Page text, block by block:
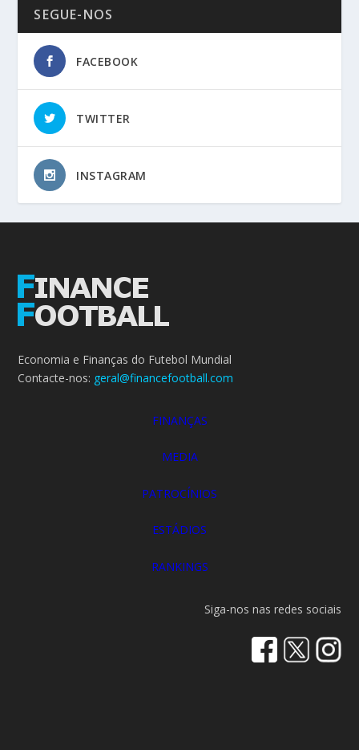
SEGUE-NOS
FACEBOOK
TWITTER
INSTAGRAM
Economia e Finanças do Futebol Mundial
Contacte-nos: geral@financefootball.com
FINANÇAS
MEDIA
PATROCÍNIOS
ESTÁDIOS
RANKINGS
Siga-nos nas redes sociais